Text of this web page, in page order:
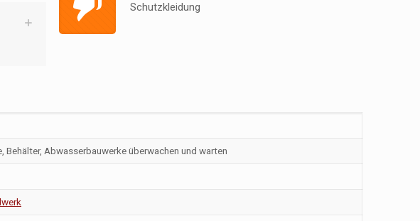
Schutzkleidung
Behälter, Abwasserbauwerke überwachen und warten